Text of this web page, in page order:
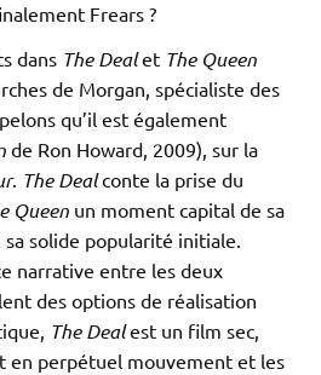
Frears ?
dans The Dealet The Queen
de Morgan, spécialiste des
qu’il est également
de Ron Howard, 2009), sur la
. The Dealconte la prise du
Queen un moment capital de sa
sa solide popularité initiale.
narrative entre les deux
des options de réalisation
The Dealest un film sec,
en perpétuel mouvement et les